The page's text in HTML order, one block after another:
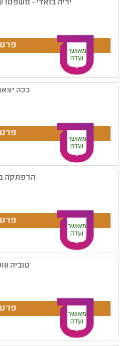
יריה בואדי - משפטו
ככה
הרפתקה
טוביה 2018